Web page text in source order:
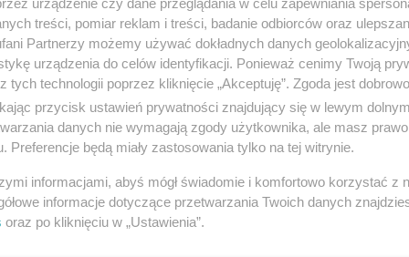
zasięgu Wisła, którego kluczowym zadaniem ma
zasięgu. Do Wojska Polskiego trafią dwie baterie
do działania
należące do sił amerykańskich.
Do naszego
zostały w województwie lubelskim.
te osiągnęły już gotowość operacyjną i pełnia już
treści, pomiar reklam i treści, badanie odbiorców oraz
Partnerzy możemy używać dokładnych danych
urządzenia do celów identyfikacji. Ponieważ cenimy Twoją
tych technologii poprzez kliknięcie „Akceptuję”. Zgoda jest
przycisk ustawień prywatności znajdujący się w lewym
danych nie wymagają zgody użytkownika, ale masz
Preferencje będą miały zastosowania tylko na tej witrynie.
informacjami, abyś mógł świadomie i komfortowo korzystać z
informacje dotyczące przetwarzania Twoich danych
oraz po kliknięciu w „Ustawienia”.